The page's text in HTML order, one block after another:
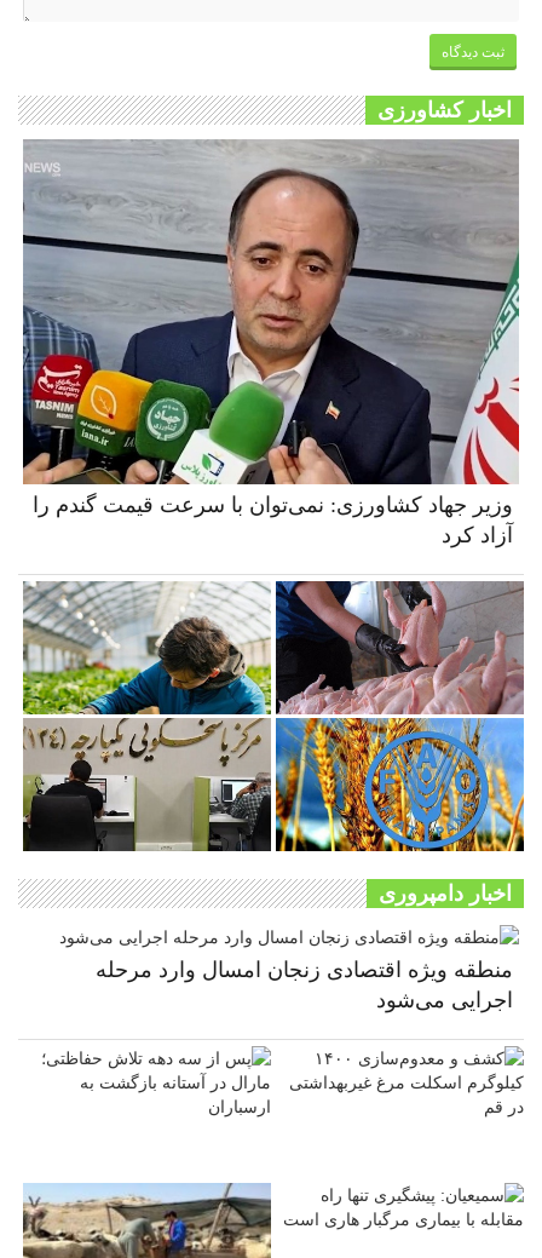
اخبار کشاورزی
وزیر جهاد کشاورزی: نمی‌توان با سرعت قیمت گندم را
آزاد کرد
اخبار دامپروری
منطقه ویژه اقتصادی زنجان امسال وارد مرحله
اجرایی می‌شود